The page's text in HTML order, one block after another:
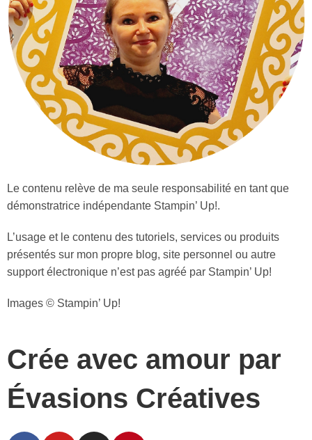
Le contenu relève de ma seule responsabilité en tant que
démonstratrice indépendante Stampin’ Up!.
L’usage et le contenu des tutoriels, services ou produits
présentés sur mon propre blog, site personnel ou autre
support électronique n’est pas agréé par Stampin’ Up!
Images © Stampin’ Up!
Crée avec amour par
Évasions Créatives